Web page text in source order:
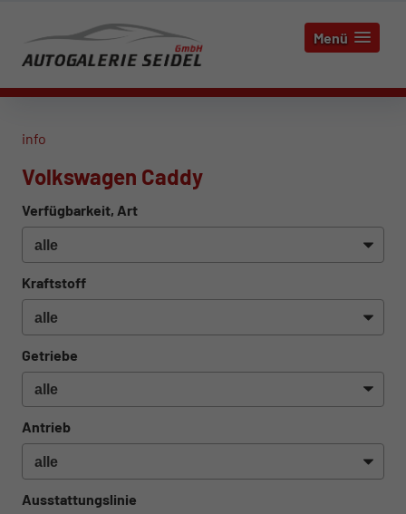
Menü
info
Volkswagen Caddy
Verfügbarkeit, Art
Kraftstoff
Getriebe
Antrieb
Ausstattungslinie